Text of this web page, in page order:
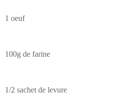
1 oeuf
100g de farine
1/2 sachet de levure